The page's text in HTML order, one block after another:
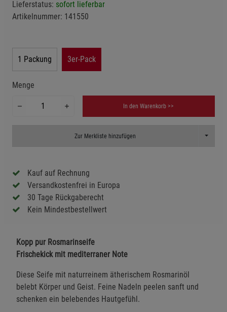
Lieferstatus: sofort lieferbar
Artikelnummer: 141550
1 Packung 3er-Pack
Menge
In den Warenkorb >>
Zur Merkliste hinzufügen Toggle
Kauf auf Rechnung
Versandkostenfrei in Europa
30 Tage Rückgaberecht
Kein Mindestbestellwert
Kopp pur Rosmarinseife
Frischekick mit mediterraner Note
Diese Seife mit naturreinem ätherischem Rosmarinöl
belebt Körper und Geist. Feine Nadeln peelen sanft und
schenken ein belebendes Hautgefühl.